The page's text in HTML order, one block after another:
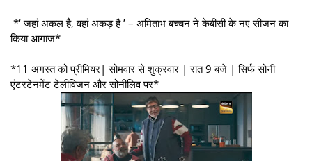
*‘ जहां अकल है, वहां अकड़ है ’ – अमिताभ बच्चन ने केबीसी के नए सीजन का
किया आगाज*
*11 अगस्त को प्रीमियर| सोमवार से शुक्रवार | रात 9 बजे | सिर्फ सोनी
एंटरटेनमेंट टेलीविजन और सोनीलिव पर*